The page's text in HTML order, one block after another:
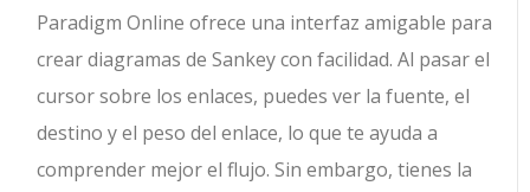
Paradigm Online ofrece una interfaz amigable para
crear diagramas de Sankey con facilidad. Al pasar el
cursor sobre los enlaces, puedes ver la fuente, el
destino y el peso del enlace, lo que te ayuda a
comprender mejor el flujo. Sin embargo, tienes la